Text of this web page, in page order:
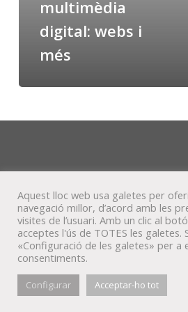
multimèdia
digital: webs i
més
© Veta Visual, 2022
blueskybehancemixcloud
Aquest lloc web usa galetes per
navegació millor, d’acord amb les
visites de l’usuari. Amb un clic al
acceptes l'ús de TOTES les galetes.
«Configuració de les galetes» per a
consentiments.
Configurar Acceptar-ho tot